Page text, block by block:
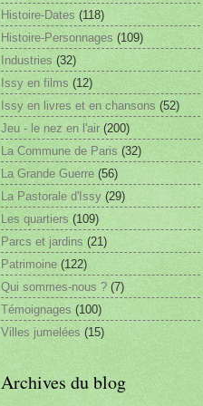
Histoire-Dates (118)
Histoire-Personnages (109)
Industries (32)
Issy en films (12)
Issy en livres et en chansons (52)
Jeu - le nez en l'air (200)
La Commune de Paris (32)
La Grande Guerre (56)
La Pastorale d'Issy (29)
Les quartiers (109)
Parcs et jardins (21)
Patrimoine (122)
Qui sommes-nous ? (7)
Témoignages (100)
Villes jumelées (15)
Archives du blog